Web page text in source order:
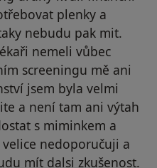
plenky a
nebudu pak mit.
nemeli vůbec
screeningu mě ani
jsem byla velmi
a není tam ani výtah
s miminkem a
nedoporučuji a
mít dalsi zkušenost.